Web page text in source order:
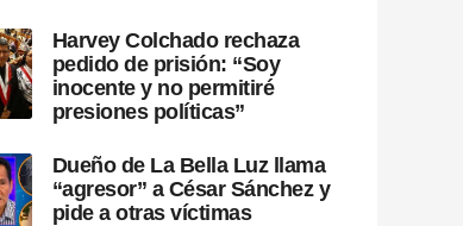
Harvey Colchado rechaza
pedido de prisión: “Soy
inocente y no permitiré
presiones políticas”
Dueño de La Bella Luz llama
“agresor” a César Sánchez y
pide a otras víctimas